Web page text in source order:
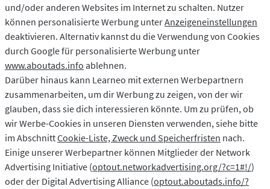
und/oder anderen Websites im Internet zu schalten. Nutzer
können personalisierte Werbung unterAnzeigeneinstellungen
deaktivieren. Alternativ kannst du die Verwendung von Cookies
durch Google für personalisierte Werbung unter
www.aboutads.info ablehnen.
Darüber hinaus kann Learneo mit externen Werbepartnern
zusammenarbeiten, um dir Werbung zu zeigen, von der wir
glauben, dass sie dich interessieren könnte. Um zu prüfen, ob
wir Werbe-Cookies in unseren Diensten verwenden, siehe bitte
im AbschnittCookie-Liste, Zweck und Speicherfristen nach.
Einige unserer Werbepartner können Mitglieder der Network
Advertising Initiative (optout.networkadvertising.org/?c=1#!/)
oder der Digital Advertising Alliance (optout.aboutads.info/?